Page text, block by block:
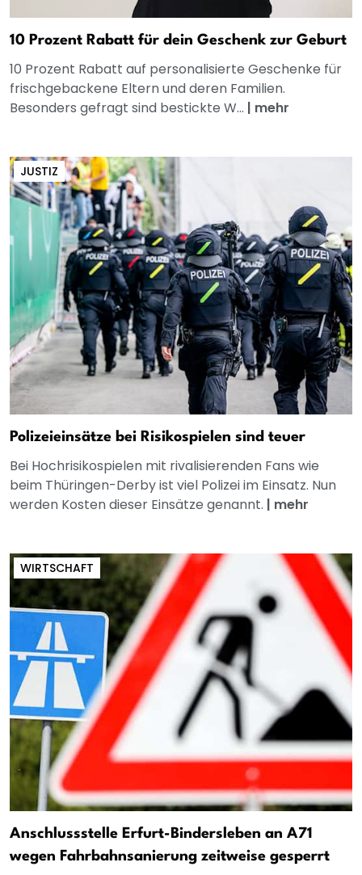
10 Prozent Rabatt für dein Geschenk zur Geburt
10 Prozent Rabatt auf personalisierte Geschenke für
frischgebackene Eltern und deren Familien.
Besonders gefragt sind bestickte W... | mehr
JUSTIZ
Polizeieinsätze bei Risikospielen sind teuer
Bei Hochrisikospielen mit rivalisierenden Fans wie
beim Thüringen-Derby ist viel Polizei im Einsatz. Nun
werden Kosten dieser Einsätze genannt. | mehr
WIRTSCHAFT
Anschlussstelle Erfurt-Bindersleben an A71
wegen Fahrbahnsanierung zeitweise gesperrt